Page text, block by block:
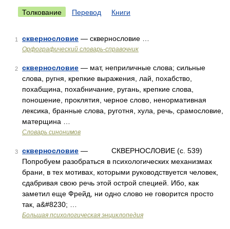
Толкование Перевод Книги
1 сквернословие — сквернословие …
Орфографический словарь-справочник
2 сквернословие — мат, неприличные слова; сильные
слова, ругня, крепкие выражения, лай, похабство,
похабщина, похабничание, ругань, крепкие слова,
поношение, проклятия, черное слово, ненормативная
лексика, бранные слова, руготня, хула, речь, срамословие,
матерщина …
Словарь синонимов
3 сквернословие — СКВЕРНОСЛОВИЕ (с. 539)
Попробуем разобраться в психологических механизмах
брани, в тех мотивах, которыми руководствуется человек,
сдабривая свою речь этой острой специей. Ибо, как
заметил еще Фрейд, ни одно слово не говорится просто
так, а&#8230; …
Большая психологическая энциклопедия